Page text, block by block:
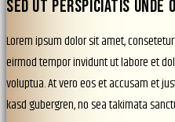
SED UT PERSPICIATIS UNDE
Lorem ipsum dolor sit amet,
eirmod tempor invidunt ut labore et
voluptua. At vero eos et accusam et
kasd gubergren, no sea takimata